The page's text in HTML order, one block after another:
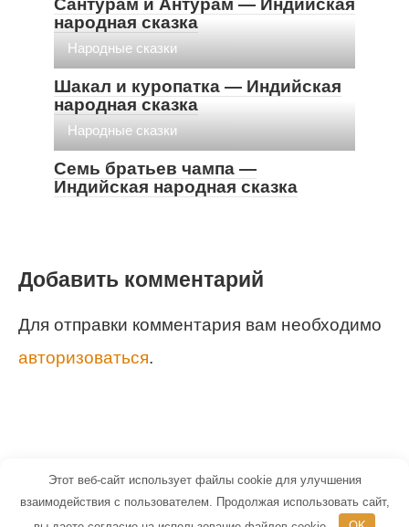
Сантурам и Антурам — Индийская
народная сказка
Народные сказки
Шакал и куропатка — Индийская
народная сказка
Народные сказки
Семь братьев чампа —
Индийская народная сказка
Добавить комментарий
Для отправки комментария вам необходимо
авторизоваться.
© 2026 Маленький Гений - портал для
Этот веб-сайт использует файлы cookie для улучшения
взаимодействия с пользователем. Продолжая использовать сайт,